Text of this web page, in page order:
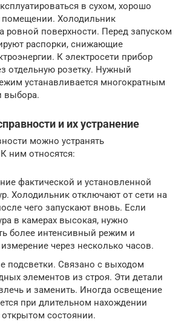
в сухом, хорошо
Холодильник
ровной поверхности. Перед запуском
распорки, снижающие
К электросети прибор
отдельную розетку. Нужный
устанавливается многократным
выбора.
и их устранение
можно устранять
ним относятся:
фактической и установленной
Холодильник отключают от сети на
чего запускают вновь. Если
в камерах высокая, нужно
более интенсивный режим и
через несколько часов.
подсветки. Связано с выходом
элементов из строя. Эти детали
и заменить. Иногда освещение
при длительном нахождении
состоянии.